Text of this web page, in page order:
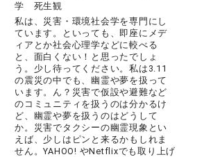
学 死生観
私は、災害・環境社会学を専門にし
ています。といっても、即座にメデ
ィアとか社会心理学などに較べる
と、面白くない！と思ったでしょ
う。少し待ってください。私は3.11
の震災の中でも、幽霊や夢を扱って
います。ん？災害で仮設や避難など
のコミュニティを扱うのは分かるけ
ど、幽霊や夢を扱うのはどうして
か。災害でタクシーの幽霊現象とい
えば、少しはピンと来るかもしれま
せん。YAHOO! やNetflixでも取り上げ